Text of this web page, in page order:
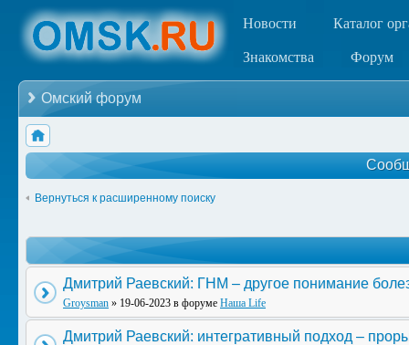
Новости Каталог
Знакомства Форум
Омский форум
Вернуться к расширенному поиску
Дмитрий Раевский: ГНМ – другое понимание
Groysman » 19-06-2023 в форуме Наша Life
Дмитрий Раевский: интегративный подход –